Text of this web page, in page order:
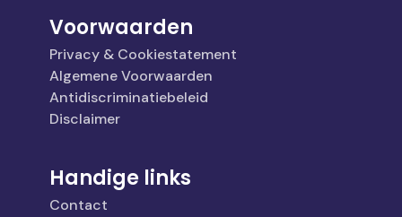
Voorwaarden
Privacy & Cookiestatement
Algemene Voorwaarden
Antidiscriminatiebeleid
Disclaimer
Handige links
Contact